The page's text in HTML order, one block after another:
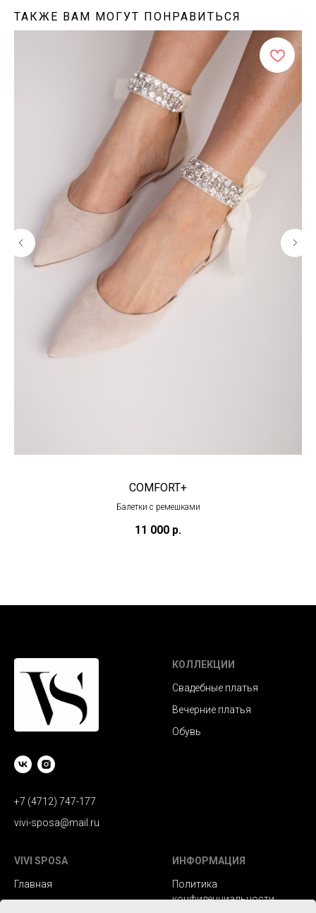
ТАКЖЕ ВАМ МОГУТ ПОНРАВИТЬСЯ
COMFORT+
Балетки с ремешками
11 000 р.
+7 (4712) 747-177
vivi-sposa@mail.ru
КОЛЛЕКЦИИ
Свадебные платья
Вечерние платья
Обувь
VIVI SPOSA
Главная
ИНФОРМАЦИЯ
Политика
конфиденциальности